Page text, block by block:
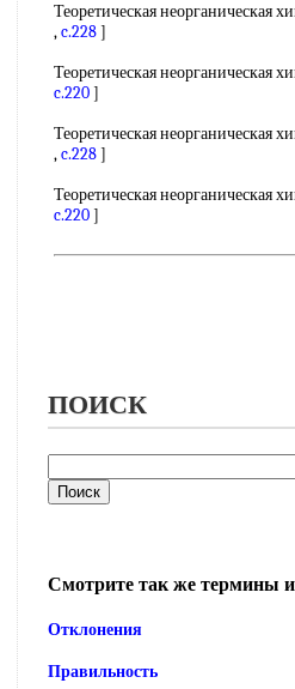
Теоретическая неорганическая
,c.228]
Теоретическая неорганическая
c.220]
Теоретическая неорганическая
,c.228]
Теоретическая неорганическая
c.220]
ПОИСК
Смотрите так же термины и
Отклонения
Правильность